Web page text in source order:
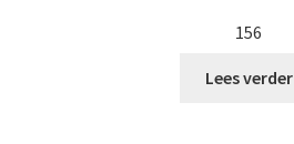
156
Lees verder